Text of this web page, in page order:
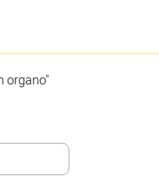
organo"